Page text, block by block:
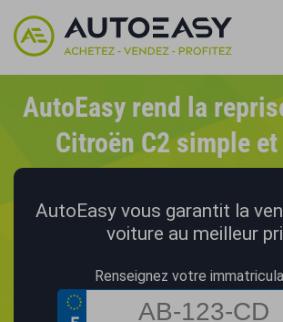
AutoEasy rend la
Citroën C2 simple
AutoEasy vous garantit la
voiture au meilleur
Renseignez votre